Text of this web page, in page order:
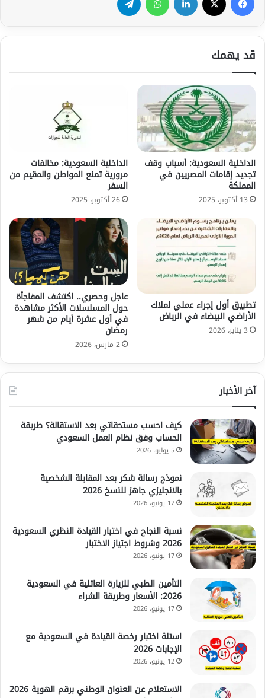
قد يهمك
الداخلية السعودية: أسباب وقف
تجديد إقامات المصريين في
المملكة
13 أكتوبر، 2025
الداخلية السعودية: مخالفات
مرورية تمنع المواطن والمقيم من
السفر
26 أكتوبر، 2025
تطبيق أول إجراء عملي لملاك
الأراضي البيضاء في الرياض
3 يناير، 2026
عاجل وحصري.. اكتشف المفاجأة
حول المسلسلات الأكثر مشاهدة
في أول عشرة أيام من شهر
رمضان
2 مارس، 2026
آخر الأخبار
كيف احسب مستحقاتي بعد الاستقالة؟ طريقة
الحساب وفق نظام العمل السعودي
5 يوليو، 2026
نموذج رسالة شكر بعد المقابلة الشخصية
بالانجليزي جاهز للنسخ 2026
17 يونيو، 2026
نسبة النجاح في اختبار القيادة النظري السعودية
2026 وشروط اجتياز الاختبار
17 يونيو، 2026
التأمين الطبي للزيارة العائلية في السعودية
2026: الأسعار وطريقة الشراء
17 يونيو، 2026
اسئلة اختبار رخصة القيادة في السعودية مع
الإجابات 2026
12 يونيو، 2026
الاستعلام عن العنوان الوطني برقم الهوية 2026